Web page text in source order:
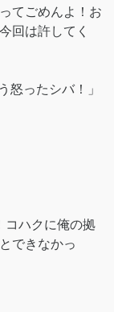
てごめんよ！お
回は許してく
怒ったシバ！」
コハクに俺の拠
できなかっ